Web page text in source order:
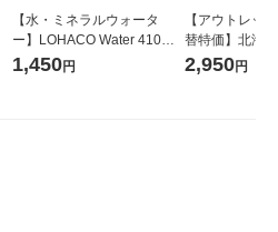
【水・ミネラルウォータ
ー】LOHACO Water 410ml
1箱（20本入）ラベルレス
1,450円
【アウトレッ
替特価】北海
し 精白米 5kg
2,950円